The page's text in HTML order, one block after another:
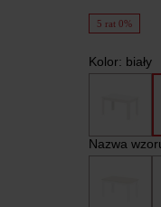
5 rat 0%
Kolor: biały
Nazwa